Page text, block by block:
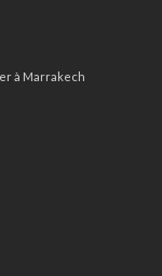
à Marrakech